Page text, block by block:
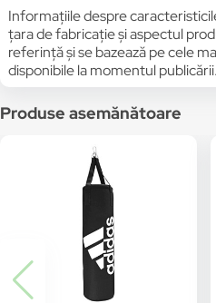
Informațiile despre
țara de fabricație și aspectul
referință și se bazează pe cele
disponibile la momentul publicării.
Produse asemănătoare